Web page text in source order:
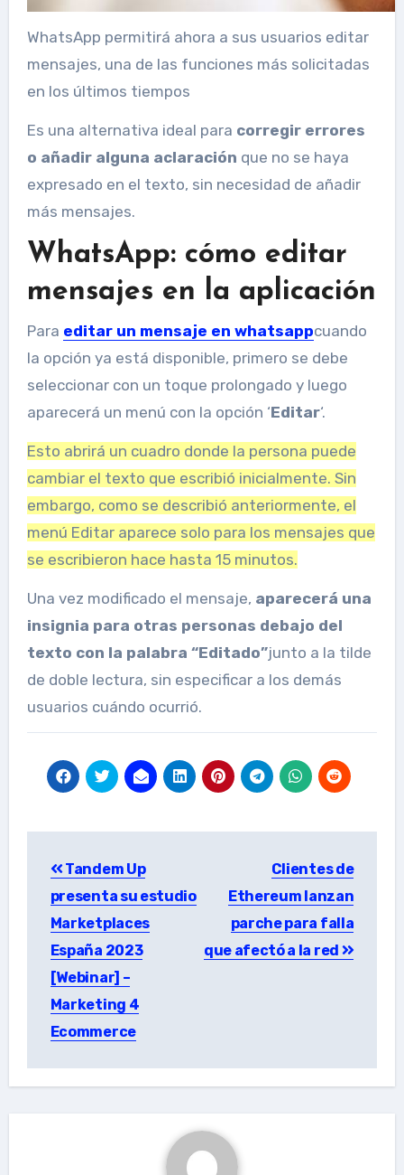
WhatsApp permitirá ahora a sus usuarios editar
mensajes, una de las funciones más solicitadas
en los últimos tiempos
Es una alternativa ideal para corregir errores
o añadir alguna aclaración que no se haya
expresado en el texto, sin necesidad de añadir
más mensajes.
WhatsApp: cómo editar
mensajes en la aplicación
Para editar un mensaje en whatsappcuando
la opción ya está disponible, primero se debe
seleccionar con un toque prolongado y luego
aparecerá un menú con la opción ‘Editar‘.
Esto abrirá un cuadro donde la persona puede
cambiar el texto que escribió inicialmente. Sin
embargo, como se describió anteriormente, el
menú Editar aparece solo para los mensajes que
se escribieron hace hasta 15 minutos.
Una vez modificado el mensaje, aparecerá una
insignia para otras personas debajo del
texto con la palabra “Editado”junto a la tilde
de doble lectura, sin especificar a los demás
usuarios cuándo ocurrió.
navigation
Tandem Up
presenta su estudio
Marketplaces
España 2023
[Webinar] –
Marketing 4
Ecommerce
Clientes de
Ethereum lanzan
parche para falla
que afectó a la red